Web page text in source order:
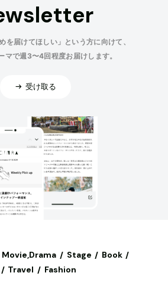
を届けてほしい」という方に向けて、
マで週3〜4回程度お届けします。
受け取る
Movie,Drama Stage
Book
Travel Fashion